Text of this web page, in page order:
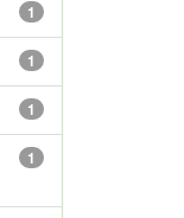
1
1
1
1